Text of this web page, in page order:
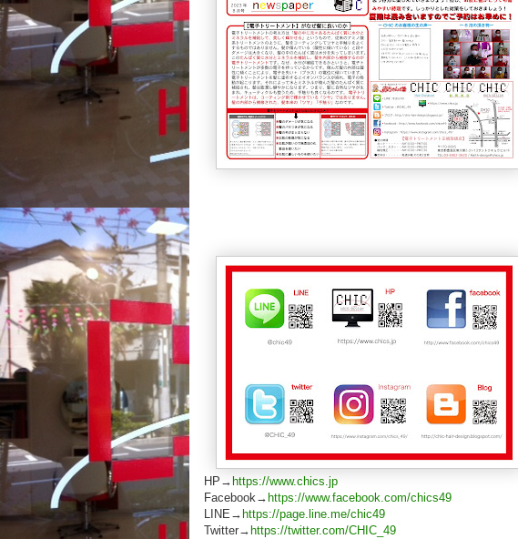
HP→ https://www.chics.jp
Facebook→ https://www.facebook.com/chics49
LINE→ https://page.line.me/chic49
Twitter→ https://twitter.com/CHIC_49